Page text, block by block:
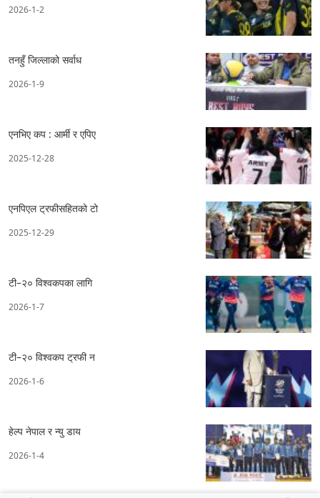
2026-1-2
तनहुँ जिल्लाको सर्वाध
2026-1-9
एनभिए कप : आर्मी र एपिए
2025-12-28
एनपिएल ट्रफीसहितको टो
2025-12-29
टी–२० विश्वकपका लागि
2026-1-7
टी–२० विश्वकप ट्रफी न
2026-1-6
हेल्प नेपाल र न्यु डाय
2026-1-4